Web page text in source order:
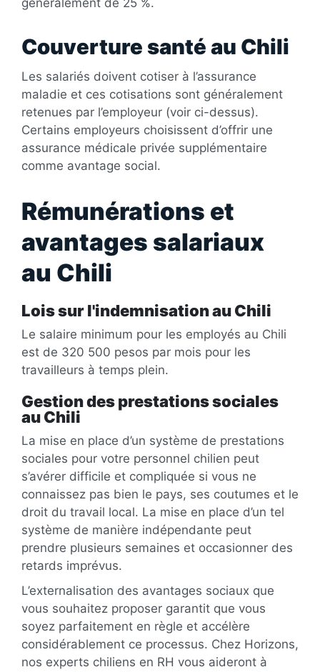
Couverture santé au Chili
Les salariés doivent cotiser à l’assurance
maladie et ces cotisations sont généralement
retenues par l’employeur (voir ci-dessus).
Certains employeurs choisissent d’offrir une
assurance médicale privée supplémentaire
comme avantage social.
Rémunérations et
avantages salariaux
au Chili
Lois sur l'indemnisation au Chili
Le salaire minimum pour les employés au Chili
est de 320 500 pesos par mois pour les
travailleurs à temps plein.
Gestion des prestations sociales
au Chili
La mise en place d’un système de prestations
sociales pour votre personnel chilien peut
s’avérer difficile et compliquée si vous ne
connaissez pas bien le pays, ses coutumes et le
droit du travail local. La mise en place d’un tel
système de manière indépendante peut
prendre plusieurs semaines et occasionner des
retards imprévus.
L’externalisation des avantages sociaux que
vous souhaitez proposer garantit que vous
soyez parfaitement en règle et accélère
considérablement ce processus. Chez Horizons,
nos experts chiliens en RH vous aideront à